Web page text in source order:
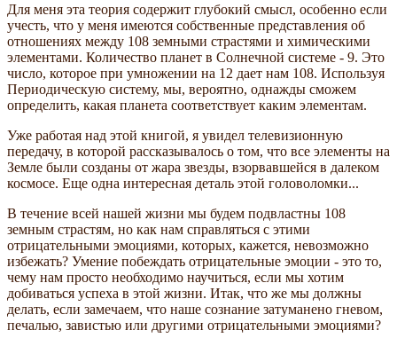
Для меня эта теория содержит глубокий смысл, особенно если
учесть, что у меня имеются собственные представления об
отношениях между 108 земными страстями и химическими
элементами. Количество планет в Солнечной системе - 9. Это
число, которое при умножении на 12 дает нам 108. Используя
Периодическую систему, мы, вероятно, однажды сможем
определить, какая планета соответствует каким элементам.
Уже работая над этой книгой, я увидел телевизионную
передачу, в которой рассказывалось о том, что все элементы на
Земле были созданы от жара звезды, взорвавшейся в далеком
космосе. Еще одна интересная деталь этой головоломки...
В течение всей нашей жизни мы будем подвластны 108
земным страстям, но как нам справляться с этими
отрицательными эмоциями, которых, кажется, невозможно
избежать? Умение побеждать отрицательные эмоции - это то,
чему нам просто необходимо научиться, если мы хотим
добиваться успеха в этой жизни. Итак, что же мы должны
делать, если замечаем, что наше сознание затуманено гневом,
печалью, завистью или другими отрицательными эмоциями?